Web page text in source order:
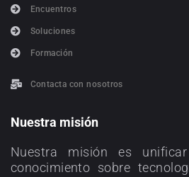
Encuentros
Soluciones
Formación
Contacta con nosotros
Nuestra misión
Nuestra misión es
conocimiento sobre